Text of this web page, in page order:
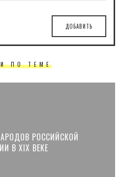
ДОБАВИТЬ
ПО ТЕМЕ
РОССИЙСКОЙ
В XIX ВЕКЕ